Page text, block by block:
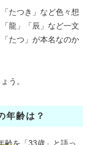
たつき」など色々想
龍」「辰」など一文
たつ」が本名なのか
う。
年齢は？
齢を「33歳」と語っ